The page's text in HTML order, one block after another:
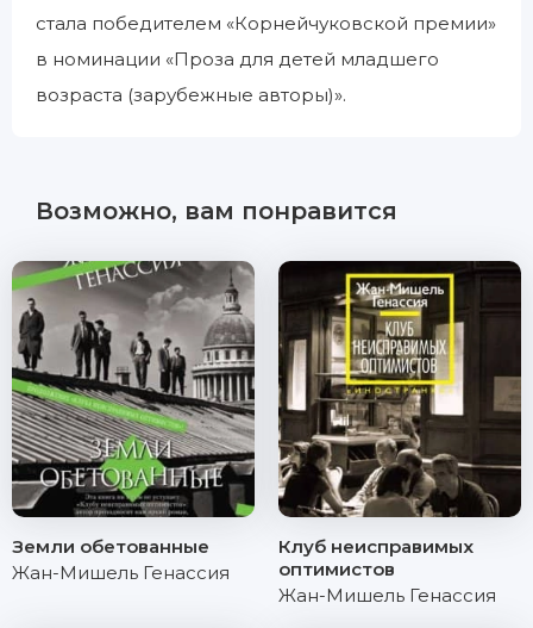
стала победителем «Корнейчуковской премии»
в номинации «Проза для детей младшего
возраста (зарубежные авторы)».
Возможно, вам понравится
Земли обетованные
Жан-Мишель Генассия
Клуб неисправимых
оптимистов
Жан-Мишель Генассия